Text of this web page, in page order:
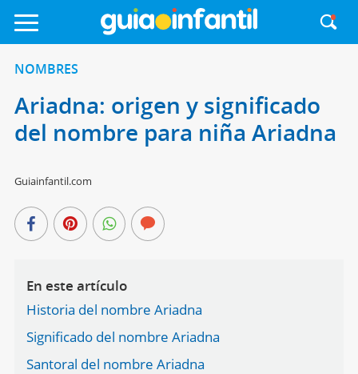
NOMBRES
Ariadna: origen y significado
del nombre para niña Ariadna
Guiainfantil.com
En este artículo
Historia del nombre Ariadna
Significado del nombre Ariadna
Santoral del nombre Ariadna